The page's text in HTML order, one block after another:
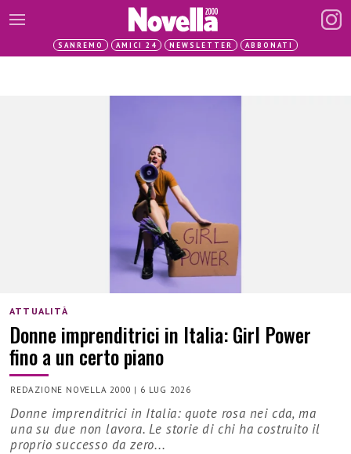
SANREMO AMICI 24 NEWSLETTER ABBONATI
ATTUALITÀ
Donne imprenditrici in Italia: Girl Power
fino a un certo piano
REDAZIONE NOVELLA 2000 | 6 LUG 2026
Donne imprenditrici in Italia: quote rosa nei cda, ma
una su due non lavora. Le storie di chi ha costruito il
proprio successo da zero...